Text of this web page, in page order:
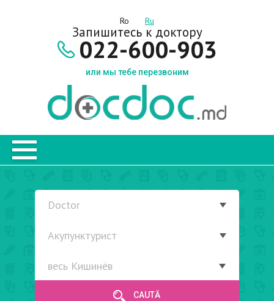
Ro Ru
Запишитесь к доктору
022-600-903
или мы тебе перезвоним
CAUTĂ